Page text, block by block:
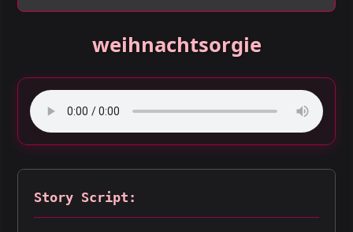
weihnachtsorgie
Story Script: